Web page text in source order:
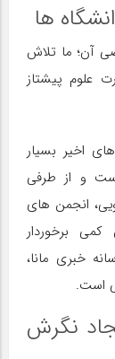
ها
آن؛ ما تلاش
علوم پیشتاز
اخیر بسیار
و از طرفی
انجمن های
برخوردار
خبری مانا،
است.
نگرش